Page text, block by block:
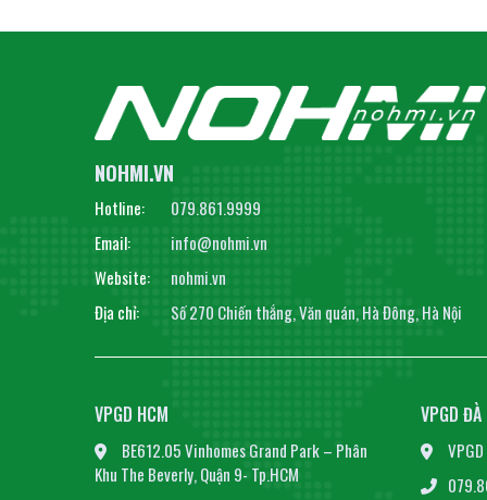
NOHMI.VN
Hotline:
079.861.9999
Email:
info@nohmi.vn
Website:
nohmi.vn
Địa chỉ:
Số 270 Chiến thắng, Văn quán, Hà Đông, Hà Nội
VPGD HCM
BE612.05 Vinhomes Grand Park – Phân
Khu The Beverly, Quận 9- Tp.HCM
VPGD ĐÀ